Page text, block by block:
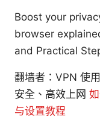
Boost your
browser
and Practical
翻墙者：VPN 使
安全、高效上网
与设置教程